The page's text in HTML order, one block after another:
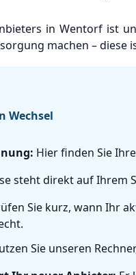
in Wentorf ist
machen – diese
Wechsel
Hier finden Sie
steht direkt auf Ihrem
Sie kurz, wann Ihr
Sie unseren